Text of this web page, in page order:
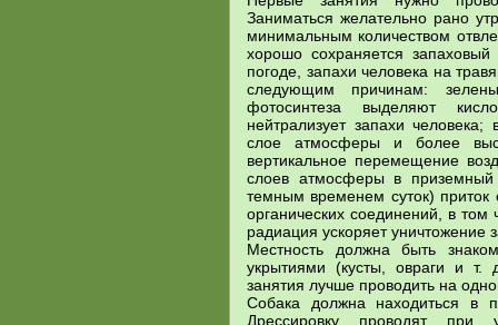
Заниматься желательно рано
минимальным количеством
хорошо сохраняется
погоде, запахи человека на
следующим причинам:
фотосинтеза выделяют
нейтрализует запахи
слое атмосферы и более
вертикальное перемещение
слоев атмосферы в
темным временем суток)
органических соединений, в том
радиация ускоряет уничтожение
Местность должна быть
укрытиями (кусты, овраги и т.
занятия лучше проводить на
Собака должна находиться в
Дрессировку проводят